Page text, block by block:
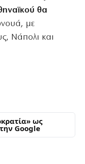
θα
με
Νάπολι και
ως
Google